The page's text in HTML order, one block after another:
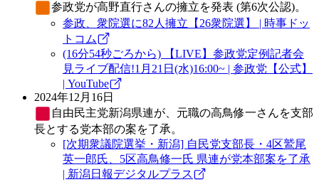
参政党が高野直行さんの擁立を発表 (第6次公認)。
参政、衆院選に82人擁立【26衆院選】 | 時事ドッ
トコム
(16分54秒ごろから) 【LIVE】参政党定例記者会
見ライブ配信!1月21日(水)16:00~ | 参政党【公式】
| YouTube
2024年12月16日
自由民主党新潟県連が、元職の高鳥修一さんを支部
長とする党本部の案を了承。
[次期衆議院選挙・新潟] 自民党支部長・4区鷲尾
英一郎氏、5区高鳥修一氏 県連が党本部案を了承
| 新潟日報デジタルプラス